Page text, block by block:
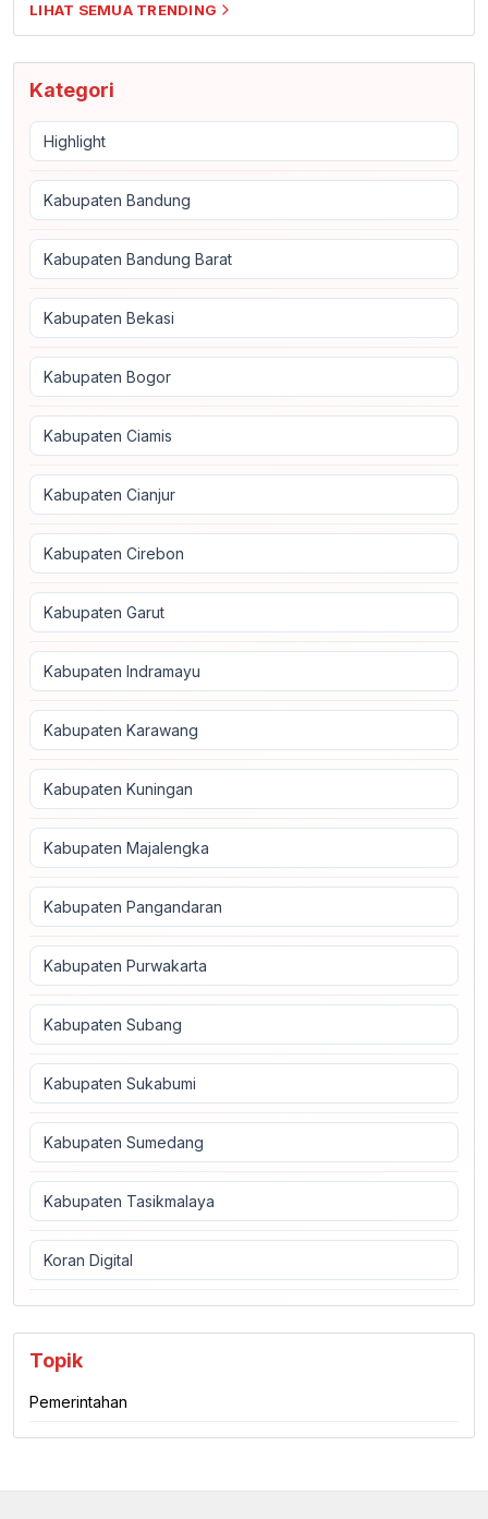
LIHAT SEMUA TRENDING
Kategori
Highlight
Kabupaten Bandung
Kabupaten Bandung Barat
Kabupaten Bekasi
Kabupaten Bogor
Kabupaten Ciamis
Kabupaten Cianjur
Kabupaten Cirebon
Kabupaten Garut
Kabupaten Indramayu
Kabupaten Karawang
Kabupaten Kuningan
Kabupaten Majalengka
Kabupaten Pangandaran
Kabupaten Purwakarta
Kabupaten Subang
Kabupaten Sukabumi
Kabupaten Sumedang
Kabupaten Tasikmalaya
Koran Digital
Topik
Pemerintahan